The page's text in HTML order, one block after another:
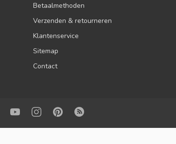
Betaalmethoden
Verzenden & retourneren
Klantenservice
Sitemap
Contact